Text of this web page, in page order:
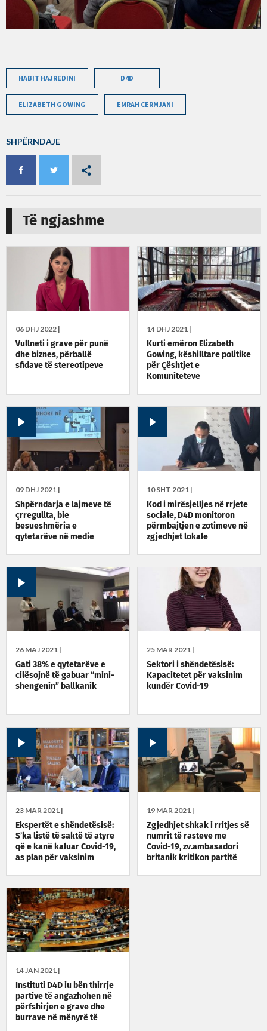
HABIT HAJREDINI D4D
ELIZABETH GOWING EMRAH CERMJANI
SHPËRNDAJE
Të ngjashme
06 DHJ 2022 |
Vullneti i grave për punë
dhe biznes, përballë
sfidave të stereotipeve
14 DHJ 2021 |
Kurti emëron Elizabeth
Gowing, këshilltare politike
për Çështjet e
Komuniteteve
09 DHJ 2021 |
Shpërndarja e lajmeve të
çrregullta, bie
besueshmëria e
qytetarëve në medie
10 SHT 2021 |
Kod i mirësjelljes në rrjete
sociale, D4D monitoron
përmbajtjen e zotimeve në
zgjedhjet lokale
26 MAJ 2021 |
Gati 38% e qytetarëve e
cilësojnë të gabuar “mini-
shengenin” ballkanik
25 MAR 2021 |
Sektori i shëndetësisë:
Kapacitetet për vaksinim
kundër Covid-19
23 MAR 2021 |
Ekspertët e shëndetësisë:
S’ka listë të saktë të atyre
që e kanë kaluar Covid-19,
as plan për vaksinim
19 MAR 2021 |
Zgjedhjet shkak i rritjes së
numrit të rasteve me
Covid-19, zv.ambasadori
britanik kritikon partitë
14 JAN 2021 |
Instituti D4D iu bën thirrje
partive të angazhohen në
përfshirjen e grave dhe
burrave në mënyrë të